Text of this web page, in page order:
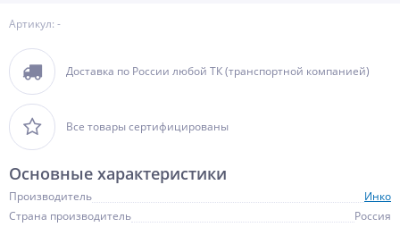
Артикул: -
Доставка по России любой ТК (транспортной компанией)
Все товары сертифицированы
Основные характеристики
Производитель
Инко
Страна производитель
Россия